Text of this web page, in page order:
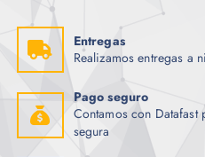
Entregas
Realizamos entregas a
Pago seguro
Contamos con Datafast
segura